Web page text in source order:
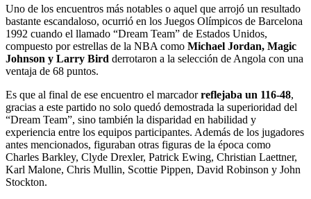
Uno de los encuentros más notables o aquel que arrojó un resultado
bastante escandaloso, ocurrió en los Juegos Olímpicos de Barcelona
1992 cuando el llamado “Dream Team” de Estados Unidos,
compuesto por estrellas de la NBA como Michael Jordan, Magic
Johnson y Larry Bird derrotaron a la selección de Angola con una
ventaja de 68 puntos.
Es que al final de ese encuentro el marcadorreflejaba un 116-48,
gracias a este partido no solo quedó demostrada la superioridad del
“Dream Team”, sino también la disparidad en habilidad y
experiencia entre los equipos participantes. Además de los jugadores
antes mencionados, figuraban otras figuras de la época como
Charles Barkley, Clyde Drexler, Patrick Ewing, Christian Laettner,
Karl Malone, Chris Mullin, Scottie Pippen, David Robinson y John
Stockton.